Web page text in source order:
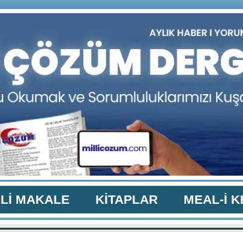
MAKALE KİTAPLAR MEAL-İ